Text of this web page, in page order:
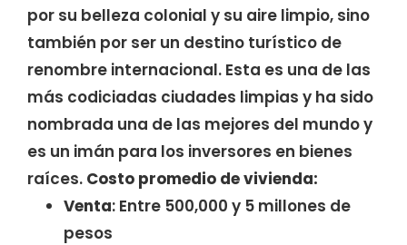
por su belleza colonial y su aire limpio, sino
también por ser un destino turístico de
renombre internacional. Esta es una de las
más codiciadas ciudades limpias y ha sido
nombrada una de las mejores del mundo y
es un imán para los inversores en bienes
raíces. Costo promedio de vivienda:
Venta: Entre 500,000 y 5 millones de
pesos